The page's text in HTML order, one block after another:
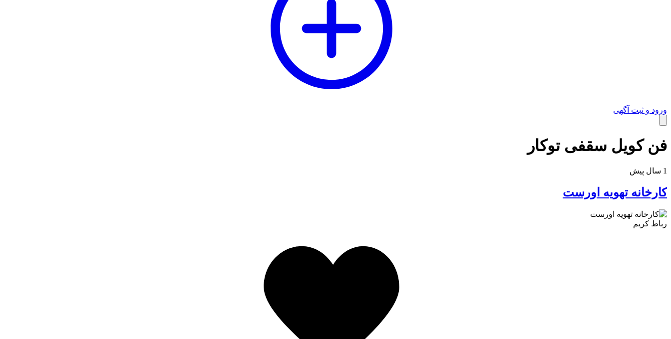
خدمات
ورود و ثبت آگهی
فن کویل سقفی توکار
1 سال پیش
کارخانه تهویه اورست
رباط کریم